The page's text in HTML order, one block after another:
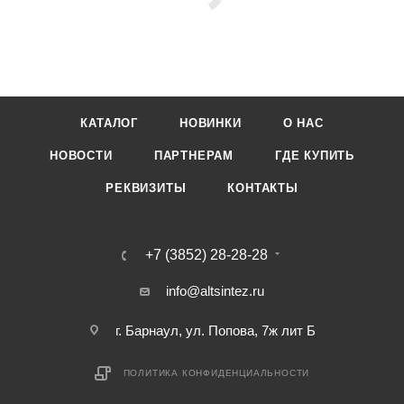
КАТАЛОГ НОВИНКИ О НАС
НОВОСТИ ПАРТНЕРАМ ГДЕ КУПИТЬ
РЕКВИЗИТЫ КОНТАКТЫ
+7 (3852) 28-28-28
info@altsintez.ru
г. Барнаул, ул. Попова, 7ж лит Б
ПОЛИТИКА КОНФИДЕНЦИАЛЬНОСТИ